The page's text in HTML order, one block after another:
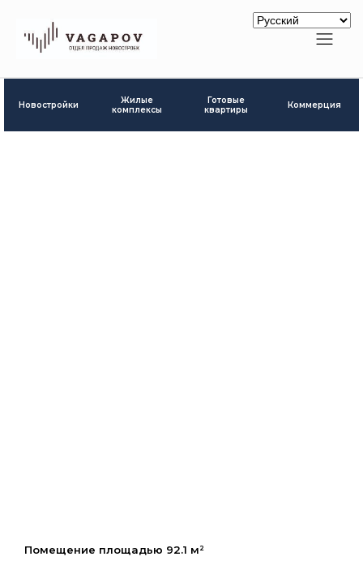
Новостройки
Жилые
комплексы
Готовые
квартиры
Коммерция
Помещение площадью 92.1 м²